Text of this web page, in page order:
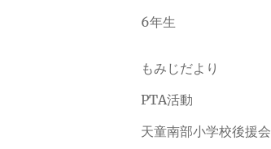
6年生
もみじだより
PTA活動
天童南部小学校後援会